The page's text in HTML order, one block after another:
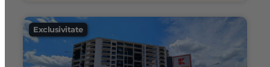
Exclusivitate